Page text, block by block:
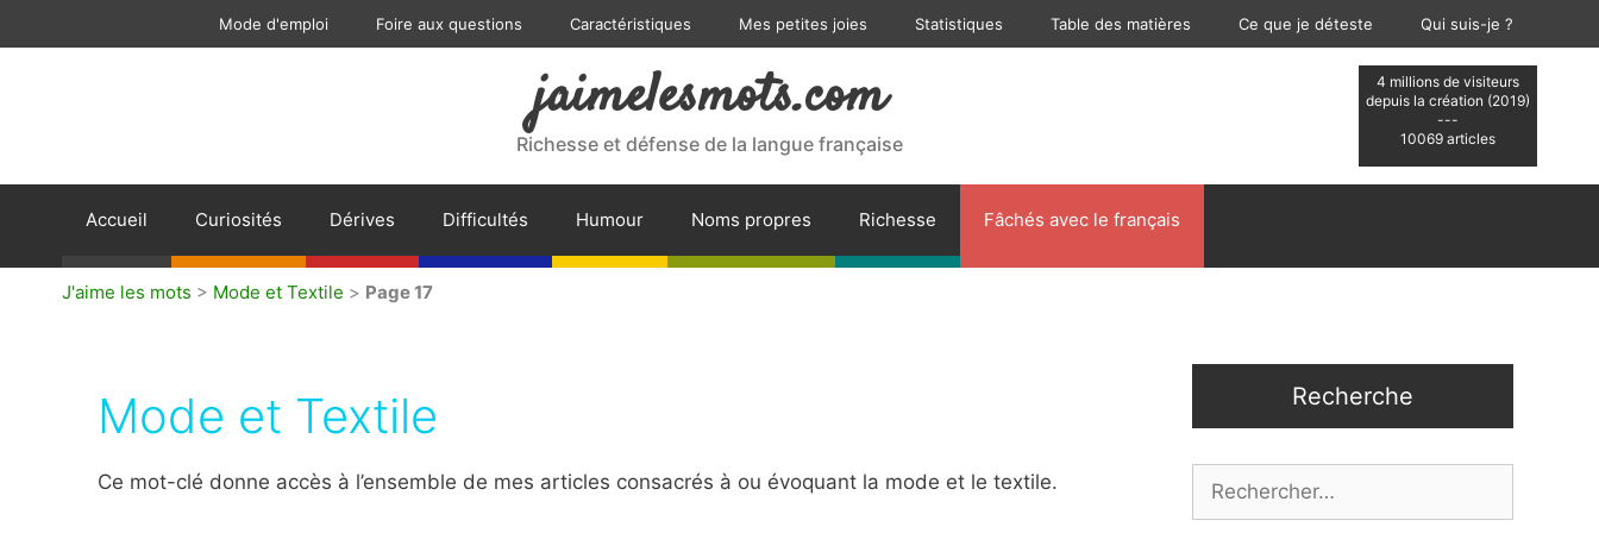
Mode d'emploi Foire aux questions Caractéristiques Mes petites joies Statistiques Table des matières Ce que je déteste Qui suis-je ?
4 millions de visiteurs
depuis la création (2019)
---
10069 articles
jaimelesmots.com
Richesse et défense de la langue française
Accueil Curiosités Dérives Difficultés Humour Noms propres Richesse Fâchés avec le français
J'aime les mots > Mode et Textile > Page 17
Mode et Textile
Ce mot-clé donne accès à l’ensemble de mes articles consacrés à ou évoquant la mode et le textile.
Recherche